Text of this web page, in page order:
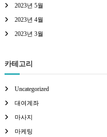
2023년 5월
2023년 4월
2023년 3월
카테고리
Uncategorized
대여계좌
마사지
마케팅